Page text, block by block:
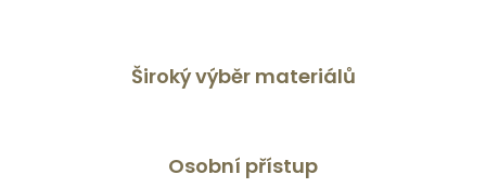
Široký výběr materiálů
Osobní přístup